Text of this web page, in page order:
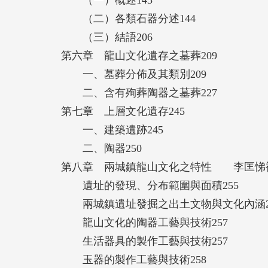
（二）各類石器分述144
（三）結語206
第六章 龍山文化遺存之墓葬209
一、墓葬分佈及其類別209
二、含有殉葬陶器之墓葬227
第七章 上層文化遺存245
一、建築遺跡245
二、陶器250
第八章 兩城鎮龍山文化之特性 李匡悌
遺址的發現、分布範圍與面積255
兩城鎮遺址發掘之出土文物與文化內涵
龍山文化的陶器工藝與技術257
生活器具的製作工藝與技術257
玉器的製作工藝與技術258